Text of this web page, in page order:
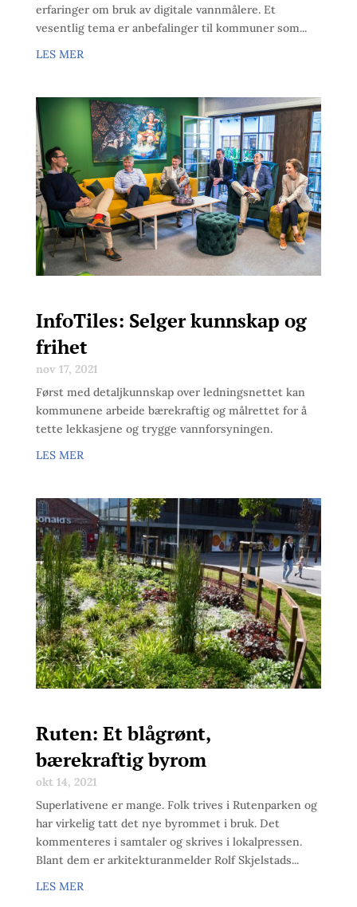
erfaringer om bruk av digitale vannmålere. Et
vesentlig tema er anbefalinger til kommuner som...
LES MER
InfoTiles: Selger kunnskap og
frihet
nov 17, 2021
Først med detaljkunnskap over ledningsnettet kan
kommunene arbeide bærekraftig og målrettet for å
tette lekkasjene og trygge vannforsyningen.
LES MER
Ruten: Et blågrønt,
bærekraftig byrom
okt 14, 2021
Superlativene er mange. Folk trives i Rutenparken og
har virkelig tatt det nye byrommet i bruk. Det
kommenteres i samtaler og skrives i lokalpressen.
Blant dem er arkitekturanmelder Rolf Skjelstads...
LES MER